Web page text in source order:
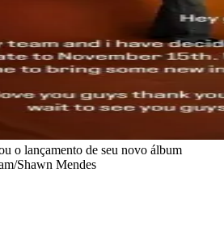
o lançamento de seu novo álbum
Shawn Mendes